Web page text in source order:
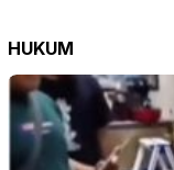
HUKUM